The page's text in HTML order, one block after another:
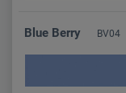
Blue Berry BV04